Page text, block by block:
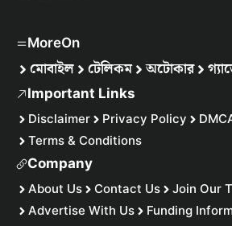
MoreOn
মোবাইল টেলিকম অটোকার
Important Links
Disclaimer Privacy Policy
Terms & Conditions
Company
About Us Contact Us
Join Our
Advertise With Us
Funding